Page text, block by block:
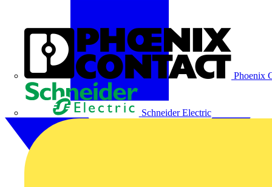
Phoenix
Schneider Electric